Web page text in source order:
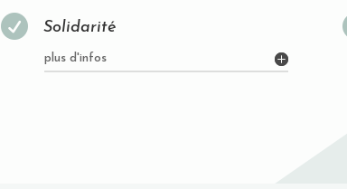
 Solidarité
plus d'infos